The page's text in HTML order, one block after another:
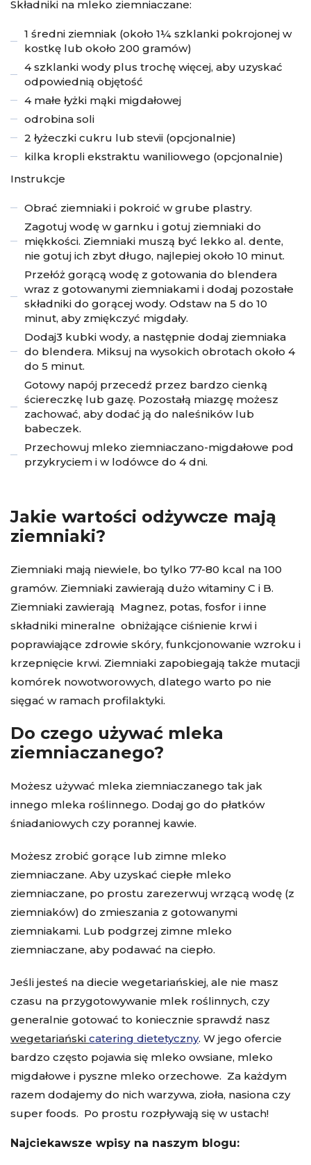
Składniki na mleko ziemniaczane:
1 średni ziemniak (około 1¼ szklanki pokrojonej w
kostkę lub około 200 gramów)
4 szklanki wody plus trochę więcej, aby uzyskać
odpowiednią objętość
4 małe łyżki mąki migdałowej
odrobina soli
2 łyżeczki cukru lub stevii (opcjonalnie)
kilka kropli ekstraktu waniliowego (opcjonalnie)
Instrukcje
Obrać ziemniaki i pokroić w grube plastry.
Zagotuj wodę w garnku i gotuj ziemniaki do
miękkości. Ziemniaki muszą być lekko al. dente,
nie gotuj ich zbyt długo, najlepiej około 10 minut.
Przełóż gorącą wodę z gotowania do blendera
wraz z gotowanymi ziemniakami i dodaj pozostałe
składniki do gorącej wody. Odstaw na 5 do 10
minut, aby zmiękczyć migdały.
Dodaj3 kubki wody, a następnie dodaj ziemniaka
do blendera. Miksuj na wysokich obrotach około 4
do 5 minut.
Gotowy napój przecedź przez bardzo cienką
ściereczkę lub gazę. Pozostałą miazgę możesz
zachować, aby dodać ją do naleśników lub
babeczek.
Przechowuj mleko ziemniaczano-migdałowe pod
przykryciem i w lodówce do 4 dni.
Jakie wartości odżywcze mają
ziemniaki?
Ziemniaki mają niewiele, bo tylko 77-80 kcal na 100
gramów. Ziemniaki zawierają dużo witaminy C i B.
Ziemniaki zawierają Magnez, potas, fosfor i inne
składniki mineralne obniżające ciśnienie krwi i
poprawiające zdrowie skóry, funkcjonowanie wzroku i
krzepnięcie krwi. Ziemniaki zapobiegają także mutacji
komórek nowotworowych, dlatego warto po nie
sięgać w ramach profilaktyki.
Do czego używać mleka
ziemniaczanego?
Możesz używać mleka ziemniaczanego tak jak
innego mleka roślinnego. Dodaj go do płatków
śniadaniowych czy porannej kawie.
Możesz zrobić gorące lub zimne mleko
ziemniaczane. Aby uzyskać ciepłe mleko
ziemniaczane, po prostu zarezerwuj wrzącą wodę (z
ziemniaków) do zmieszania z gotowanymi
ziemniakami. Lub podgrzej zimne mleko
ziemniaczane, aby podawać na ciepło.
Jeśli jesteś na diecie wegetariańskiej, ale nie masz
czasu na przygotowywanie mlek roślinnych, czy
generalnie gotować to koniecznie sprawdź nasz
wegetariański catering dietetyczny. W jego ofercie
bardzo często pojawia się mleko owsiane, mleko
migdałowe i pyszne mleko orzechowe. Za każdym
razem dodajemy do nich warzywa, zioła, nasiona czy
super foods. Po prostu rozpływają się w ustach!
Najciekawsze wpisy na naszym blogu: